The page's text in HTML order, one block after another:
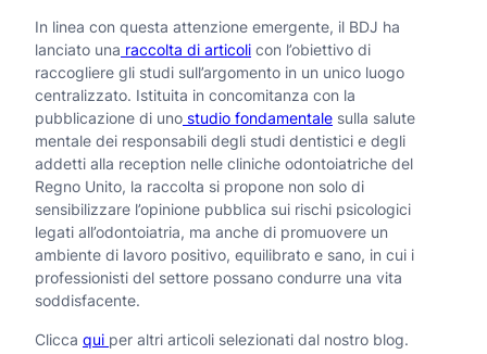
In linea con questa attenzione emergente, il BDJ ha
lanciato una raccolta di articoli con l’obiettivo di
raccogliere gli studi sull’argomento in un unico luogo
centralizzato. Istituita in concomitanza con la
pubblicazione di uno studio fondamentale sulla salute
mentale dei responsabili degli studi dentistici e degli
addetti alla reception nelle cliniche odontoiatriche del
Regno Unito, la raccolta si propone non solo di
sensibilizzare l’opinione pubblica sui rischi psicologici
legati all’odontoiatria, ma anche di promuovere un
ambiente di lavoro positivo, equilibrato e sano, in cui i
professionisti del settore possano condurre una vita
soddisfacente.
Clicca qui per altri articoli selezionati dal nostro blog.